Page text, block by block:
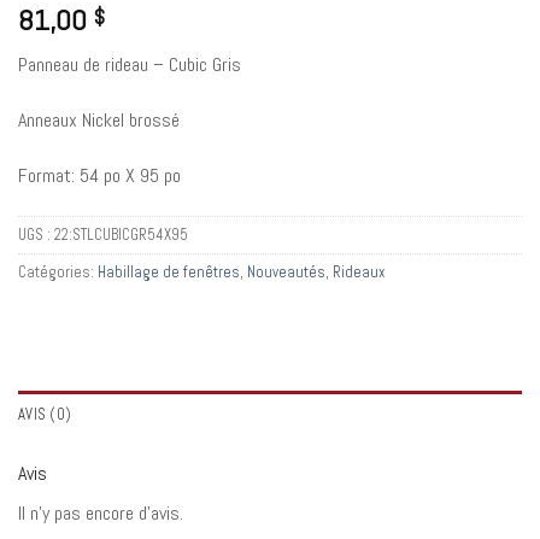
81,00 $
Panneau de rideau – Cubic Gris
Anneaux Nickel brossé
Format: 54 po X 95 po
UGS : 22:STLCUBICGR54X95
Catégories: Habillage de fenêtres, Nouveautés, Rideaux
AVIS (0)
Avis
Il n’y pas encore d’avis.